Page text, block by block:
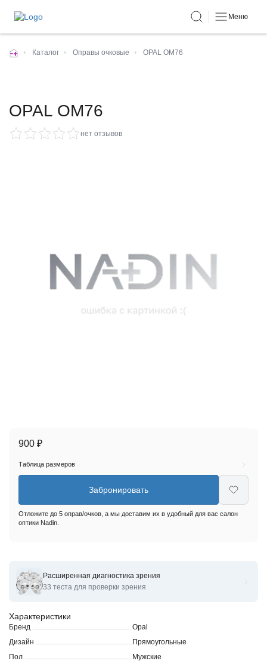
Меню
• Каталог • Оправы очковые • OPAL OM76
OPAL OM76
нет отзывов
Оправы для очков корригирующих OPAL OM76
Характеристики
Бренд
Opal
Дизайн
Прямоугольные
Пол
Мужские
900 ₽
Таблица размеров
Забронировать
Отложите до 5 оправ/очков, а мы доставим их в удобный для вас салон
оптики Nadin.
Расширенная диагностика зрения
33 теста для проверки зрения